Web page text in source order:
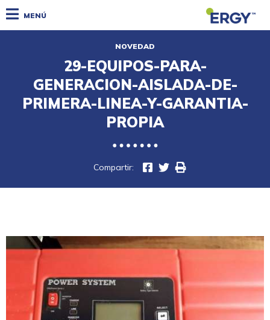
MENÚ
NOVEDAD
29-EQUIPOS-PARA-
GENERACION-AISLADA-DE-
PRIMERA-LINEA-Y-GARANTIA-
PROPIA
Compartir: